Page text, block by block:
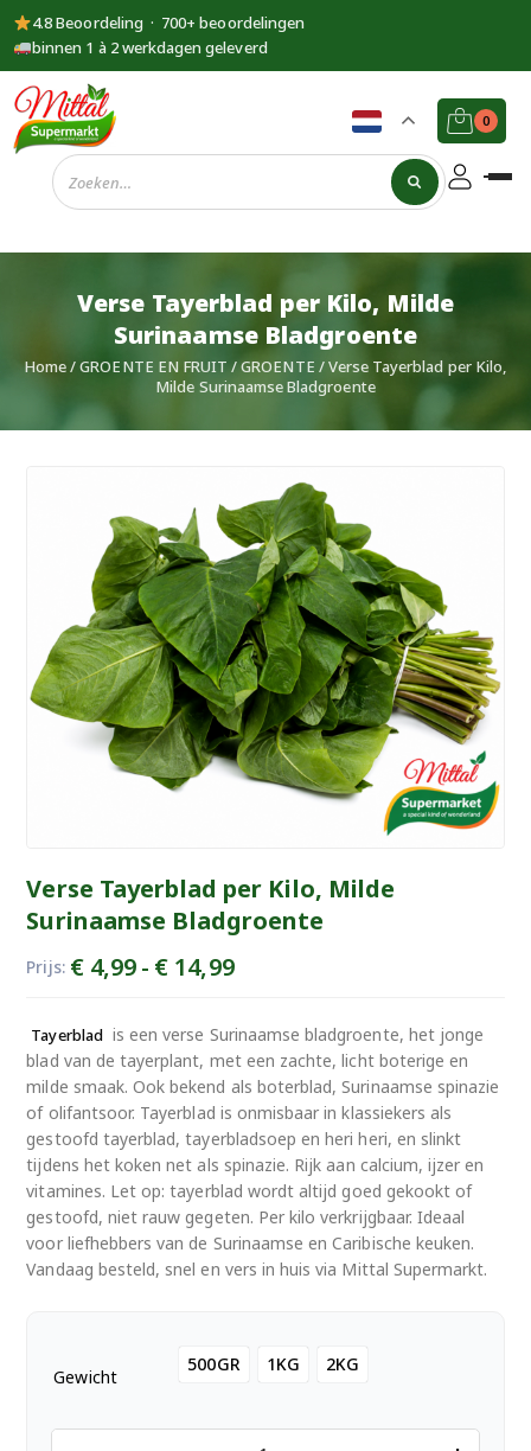
4.8 Beoordeling · 700+ beoordelingen
binnen 1 à 2 werkdagen geleverd
Supermarkt
Mittal
0
Verse Tayerblad per Kilo, Milde
Surinaamse Bladgroente
Home/GROENTE EN FRUIT /GROENTE / Verse Tayerblad per Kilo,
Milde Surinaamse Bladgroente
Verse Tayerblad per Kilo, Milde
Surinaamse Bladgroente
Prijs: €4,99- € 14,99Prijsklasse:
€ 14,99
Tayerblad is een verse Surinaamse bladgroente, het jonge
blad van de tayerplant, met een zachte, licht boterige en
milde smaak. Ook bekend als boterblad, Surinaamse spinazie
of olifantsoor. Tayerblad is onmisbaar in klassiekers als
gestoofd tayerblad, tayerbladsoep en heri heri, en slinkt
tijdens het koken net als spinazie. Rijk aan calcium, ijzer en
vitamines. Let op: tayerblad wordt altijd goed gekookt of
gestoofd, niet rauw gegeten. Per kilo verkrijgbaar. Ideaal
voor liefhebbers van de Surinaamse en Caribische keuken.
Vandaag besteld, snel en vers in huis via Mittal Supermarkt.
Gewicht
500GR 1KG 2KG